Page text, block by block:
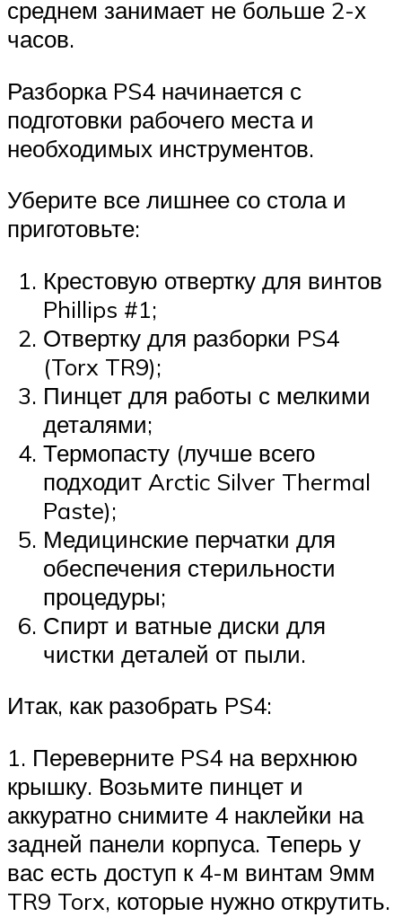
среднем занимает не больше 2-х
часов.
Разборка PS4 начинается с
подготовки рабочего места и
необходимых инструментов.
Уберите все лишнее со стола и
приготовьте:
Крестовую отвертку для винтов
Phillips #1;
Отвертку для разборки PS4
(Torx TR9);
Пинцет для работы с мелкими
деталями;
Термопасту (лучше всего
подходит Arctic Silver Thermal
Paste);
Медицинские перчатки для
обеспечения стерильности
процедуры;
Спирт и ватные диски для
чистки деталей от пыли.
Итак, как разобрать PS4:
1. Переверните PS4 на верхнюю
крышку. Возьмите пинцет и
аккуратно снимите 4 наклейки на
задней панели корпуса. Теперь у
вас есть доступ к 4-м винтам 9мм
TR9 Torx, которые нужно открутить.